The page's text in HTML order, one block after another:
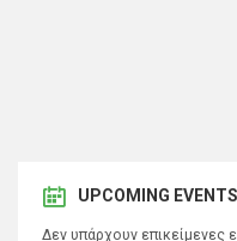
UPCOMING EVENTS
Δεν υπάρχουν επικείμενες